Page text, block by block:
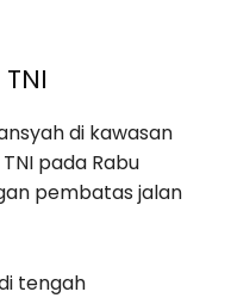
di kawasan
pada Rabu
pembatas jalan
tengah